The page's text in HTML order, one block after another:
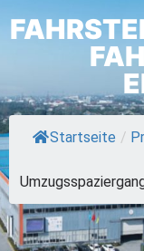
Startseite /